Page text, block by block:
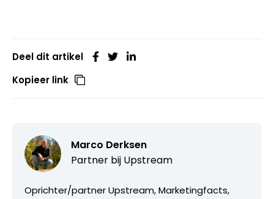
Deel dit artikel
Kopieer link
Marco Derksen
Partner bij Upstream
Oprichter/partner Upstream, Marketingfacts,